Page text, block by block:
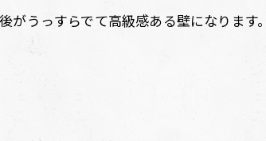
うっすらでて高級感ある壁になります。